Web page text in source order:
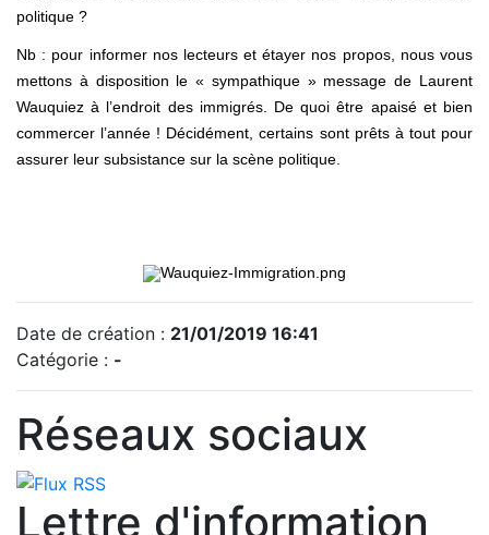
politique ?
Nb : pour informer nos lecteurs et étayer nos propos, nous vous
mettons à disposition le « sympathique » message de Laurent
Wauquiez à l’endroit des immigrés. De quoi être apaisé et bien
commercer l’année ! Décidément, certains sont prêts à tout pour
assurer leur subsistance sur la scène politique.
Date de création : 21/01/2019 16:41
Catégorie : -
Réseaux sociaux
Lettre d'information